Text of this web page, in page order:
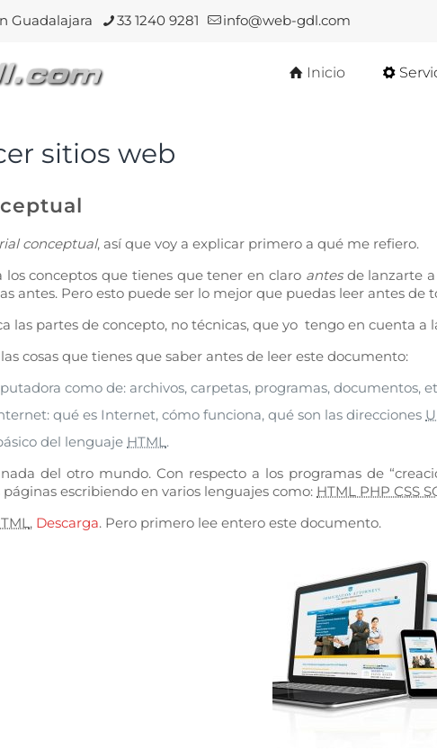
Guadalajara 33 1240 9281 info@web-gdl.com
Inicio
sitios web
conceptual, así que voy a explicar primero a qué me refiero.
los conceptos que tienes que tener en claro antesde lanzarte a
antes. Pero esto puede ser lo mejor que puedas leer antes de
las partes de concepto, no técnicas, que yo tengo en cuenta a
cosas que tienes que saber antes de leer este documento:
como de: archivos, carpetas, programas, documentos,
qué es Internet, cómo funciona, qué son las direcciones
del lenguaje HTML.
del otro mundo. Con respecto a los programas de
páginas escribiendo en varios lenguajes como: HTML PHP CSS
, Descarga. Pero primero lee entero este documento.